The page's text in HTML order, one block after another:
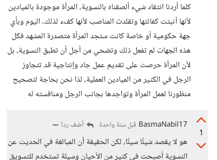
كلما أردنا انتقاد شيء ألصقناه بالنسوية، المرأة موجودة بالميادين
لأنها أثبتت كفائتها وتقلدت المناصب لأنها كفء لذلك، اليوم وبأي
جهة حكومية أو خاصة كانت ستجد المرأة متصدرة المشهد فكل
هذه الجهات لم تفعل ذلك وتضحي من أجل أن تطبق النسوية، بل
لأن المرأة حرصت على تقديم عمل جاد وإنتاجية قد تتجاوز
الرجل في الكثير من الميادين العملية، لذا نحن بحاجة لتصحيح
منظورنا لعمل المرأة وتواجدها بجانب الرجل ومنافسته له
1
BasmaNabil17 قبل سنة واحدة أضف ردا
هو لا يقصد شيئًا سيئًا، لكن الحقيقة أن المبالغة في الحديث عن
النسوية أصبحت في كثير من الأحيان وسيلة تستخدم للتسويق